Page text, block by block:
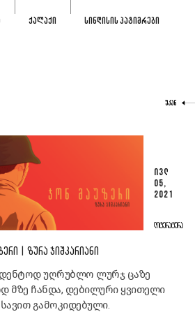
ᲥᲐᲚᲐᲥᲘ ᲡᲘᲜᲓᲘᲡᲘᲡ ᲞᲐᲢᲘᲛᲠᲔᲑᲘ
ᲣᲙᲐᲜ
ᲘᲕᲚ
05,
2021
ᲚᲘᲢᲔᲠᲐᲢᲣᲠᲐ
| ᲖᲣᲠᲐ ᲯᲘᲨᲙᲐᲠᲘᲐᲜᲘ
უღრუბლო ლურჯ ცაზე
მზე ჩანდა, დებილური ყვითელი
გამოკიდებული.